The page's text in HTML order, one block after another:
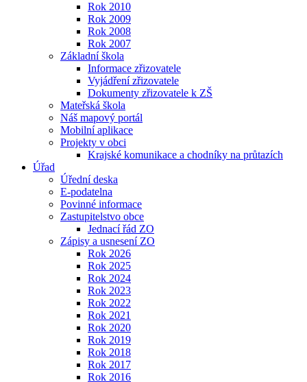
Rok 2010
Rok 2009
Rok 2008
Rok 2007
Základní škola
Informace zřizovatele
Vyjádření zřizovatele
Dokumenty zřizovatele k ZŠ
Mateřská škola
Náš mapový portál
Mobilní aplikace
Projekty v obci
Krajské komunikace a chodníky na průtazích
Úřad
Úřední deska
E-podatelna
Povinné informace
Zastupitelstvo obce
Jednací řád ZO
Zápisy a usnesení ZO
Rok 2026
Rok 2025
Rok 2024
Rok 2023
Rok 2022
Rok 2021
Rok 2020
Rok 2019
Rok 2018
Rok 2017
Rok 2016